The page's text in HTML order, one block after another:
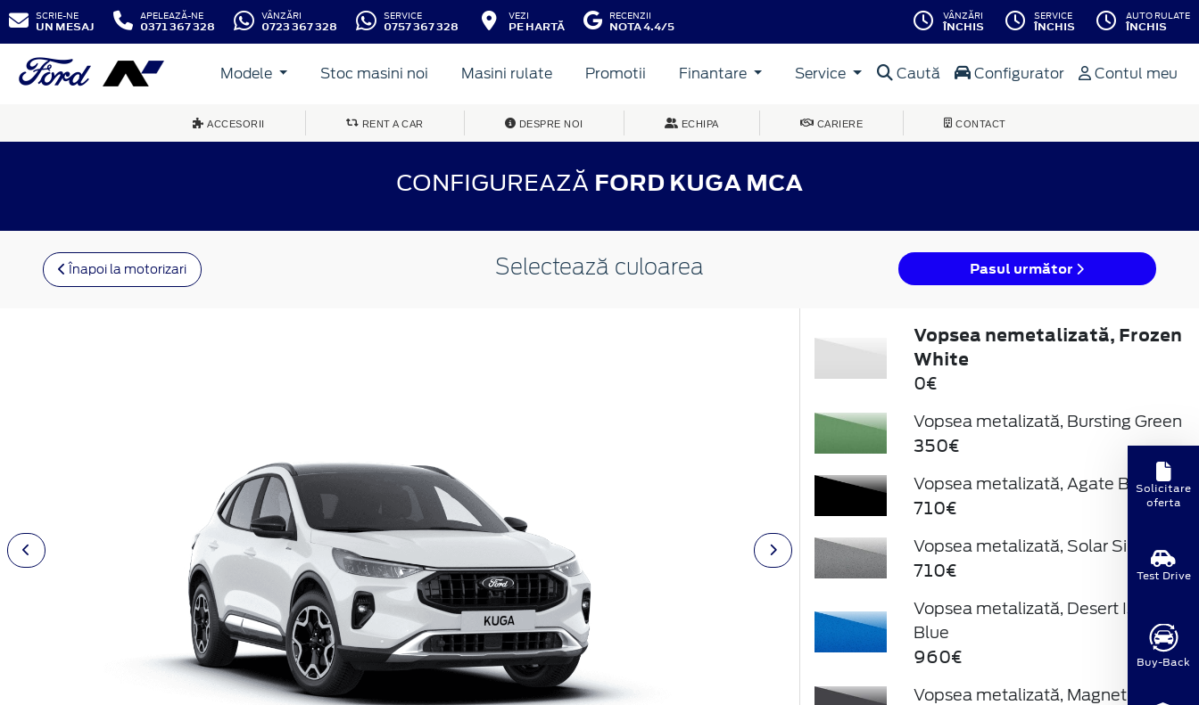
SCRIE-NE
UN MESAJ
APELEAZĂ-NE
0371 367 328
VÂNZĂRI
0723 367 328
SERVICE
0757 367 328
VEZI
PE HARTĂ
RECENZII
NOTA 4.4/5
VÂNZĂRI
ÎNCHIS
SERVICE
ÎNCHIS
AUTO RULATE
ÎNCHIS
Modele Stoc masini noi Masini rulate Promotii Finantare Service Caută Configurator Contul meu
ACCESORII RENT A CAR DESPRE NOI ECHIPA CARIERE CONTACT
CONFIGUREAZĂ FORD KUGA MCA
Înapoi la motorizari Selectează culoarea Pasul următor
Vopsea nemetalizată, Frozen
White
0€
Vopsea metalizată, Bursting Green
350€
Vopsea metalizată, Agate Black
710€
Vopsea metalizată, Solar Silver
710€
Vopsea metalizată, Desert Island
Blue
960€
Vopsea metalizată, Magnetic
Solicitare
oferta
Test Drive
Buy-Back